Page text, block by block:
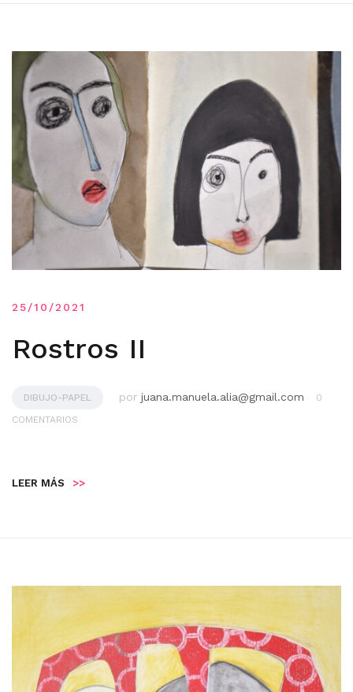
25/10/2021
Rostros II
DIBUJO-PAPEL por juana.manuela.alia@gmail.com
0
COMENTARIOS
LEER MÁS >>